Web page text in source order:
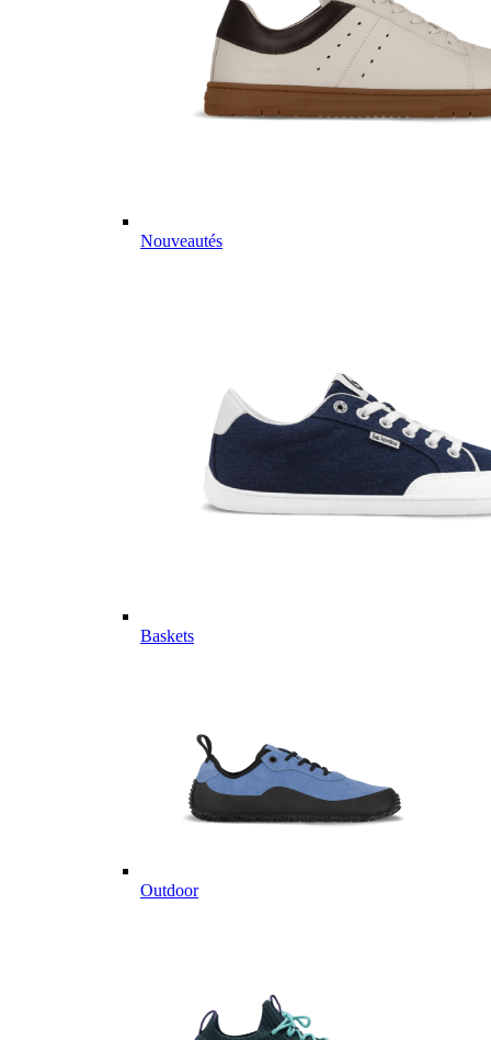
Nouveautés
Baskets
Outdoor